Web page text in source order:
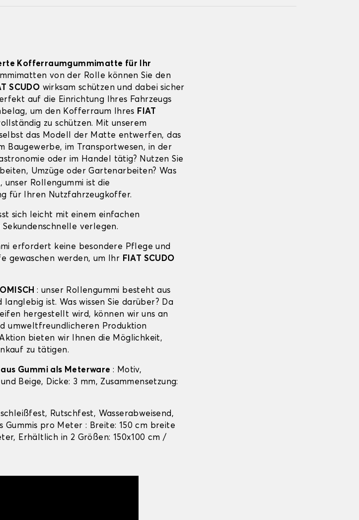
Kofferraumgummimatte für Ihr
von der Rolle können Sie den
SCUDO wirksam schützen und dabei sicher
auf die Einrichtung Ihres Fahrzeugs
um den Kofferraum Ihres FIAT
zu schützen. Mit unserem
das Modell der Matte entwerfen, das
Baugewerbe, im Transportwesen, in der
oder im Handel tätig? Nutzen Sie
Umzüge oder Gartenarbeiten? Was
unser Rollengummi ist die
für Ihren Nutzfahrzeugkoffer.
sich leicht mit einem einfachen
verlegen.
erfordert keine besondere Pflege und
gewaschen werden, um Ihr FIAT SCUDO
: unser Rollengummi besteht aus
ist. Was wissen Sie darüber? Da
hergestellt wird, können wir uns an
umweltfreundlicheren Produktion
bieten wir Ihnen die Möglichkeit,
zu tätigen.
Gummi als Meterware : Motiv,
Beige, Dicke: 3 mm, Zusammensetzung:
Rutschfest, Wasserabweisend,
Gummis pro Meter : Breite: 150 cm breite
Erhältlich in 2 Größen: 150x100 cm /